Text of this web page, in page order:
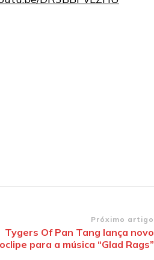
Próximo artigo
Tygers Of Pan Tang lança novo
para a música “Glad Rags”